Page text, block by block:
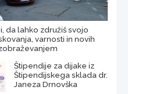
da lahko združiš svojo
varnosti in novih
Štipendije za dijake iz
Štipendijskega sklada dr.
Janeza Drnovška